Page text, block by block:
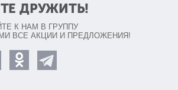
ДРУЖИТЬ!
К НАМ В ГРУППУ
ВСЕ АКЦИИ И ПРЕДЛОЖЕНИЯ!